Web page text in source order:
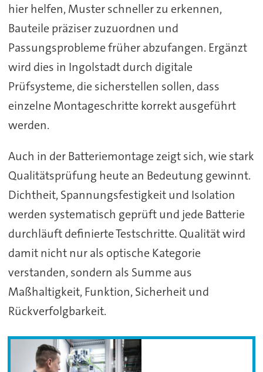
hier helfen, Muster schneller zu erkennen,
Bauteile präziser zuzuordnen und
Passungsprobleme früher abzufangen. Ergänzt
wird dies in Ingolstadt durch digitale
Prüfsysteme, die sicherstellen sollen, dass
einzelne Montageschritte korrekt ausgeführt
werden.
Auch in der Batteriemontage zeigt sich, wie stark
Qualitätsprüfung heute an Bedeutung gewinnt.
Dichtheit, Spannungsfestigkeit und Isolation
werden systematisch geprüft und jede Batterie
durchläuft definierte Testschritte. Qualität wird
damit nicht nur als optische Kategorie
verstanden, sondern als Summe aus
Maßhaltigkeit, Funktion, Sicherheit und
Rückverfolgbarkeit.